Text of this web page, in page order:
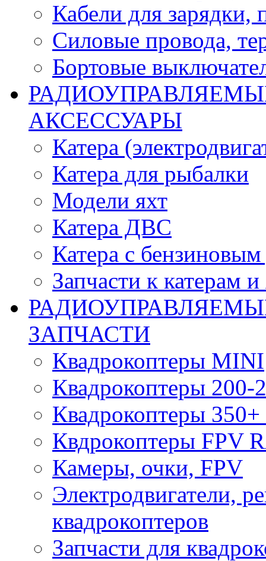
Кабели для зарядки,
Силовые провода,
Бортовые
АКСЕССУАРЫ
Катера
Катера для рыбалки
Модели яхт
Катера ДВС
Катера с бензиновым
Запчасти к катерам
ЗАПЧАСТИ
Квадрокоптеры MINI
Квадрокоптеры 200-
Квадрокоптеры 350+
Квдрокоптеры FPV
Камеры, очки, FPV
Электродвигатели,
квадрокоптеров
Запчасти для